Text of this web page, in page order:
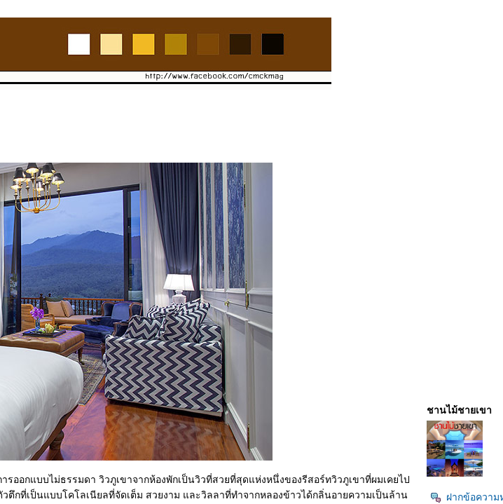
ออกแบบไม่ธรรมดา วิวภูเขาจากห้องพักเป็นวิวที่สวยที่สุดแห่งหนึ่งของรีสอร์ทวิวภูเขาที่ผมเคยไป
กที่เป็นแบบโคโลเนียลที่จัดเต็ม สวยงาม และวิลลาที่ทำจากหลองข้าวได้กลิ่นอายความเป็นล้าน
ชานไม้ชายเขา
ฝากข้อความ